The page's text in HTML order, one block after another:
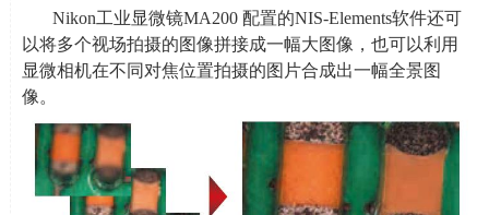
Nikon工业显微镜MA200 配置的NIS-Elements软件还可
以将多个视场拍摄的图像拼接成一幅大图像，也可以利用
显微相机在不同对焦位置拍摄的图片合成出一幅全景图
像。